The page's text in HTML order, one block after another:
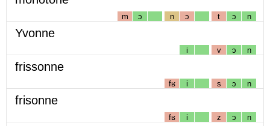
m ɔ n ɔ t ɔ n
Yvonne
i v ɔ n
frissonne
fʁ i s ɔ n
frisonne
fʁ i z ɔ n